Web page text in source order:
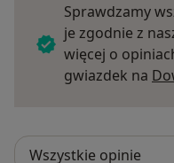
Sprawdzamy
je zgodnie z
więcej o
gwiazdek na